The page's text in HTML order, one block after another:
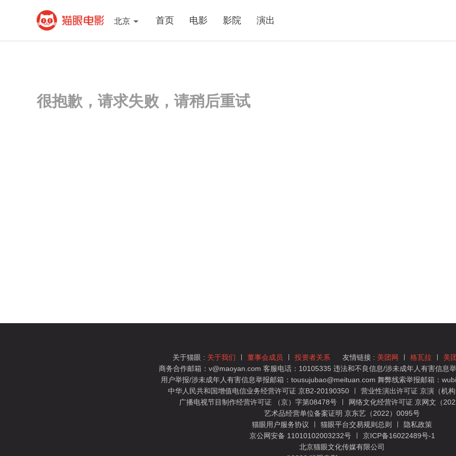
北京 首页 电影 影院 演出
很抱歉，请求失败，请稍后重试
关于猫眼 : 关于我们 董事会成员 投资者关系 友情链接 : 美团网 格瓦拉 美
商务合作邮箱：v@maoyan.com 客服电话：10105335 违法和不良信息/涉未成年人有害信息
用户举报/涉未成年人有害信息举报邮箱：tousujubao@meituan.com 舞弊线索举报邮箱：
中华人民共和国增值电信业务经营许可证 京B2-20190350
营业性演出许可证 京演（机
广播电视节目制作经营许可证 （京）字第08478号
网络文化经营许可证 京网文（
艺术品经营单位备案证明 京东艺（2022）0095号
猫眼用户服务协议
猫眼平台交易规则总则
隐私政策
京公网安备 11010102003232号
京ICP备16022489号-1
北京猫眼文化传媒有限公司